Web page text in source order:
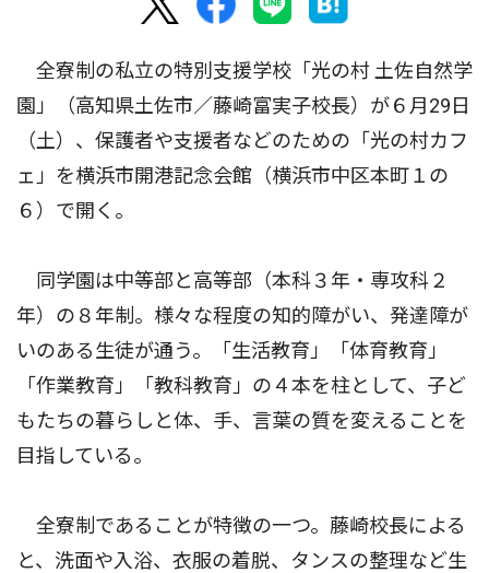
全寮制の私立の特別支援学校「光の村 土佐自然学
園」（高知県土佐市／藤崎富実子校長）が６月29日
（土）、保護者や支援者などのための「光の村カフ
ェ」を横浜市開港記念会館（横浜市中区本町１の
６）で開く。
同学園は中等部と高等部（本科３年・専攻科２
年）の８年制。様々な程度の知的障がい、発達障が
いのある生徒が通う。「生活教育」「体育教育」
「作業教育」「教科教育」の４本を柱として、子ど
もたちの暮らしと体、手、言葉の質を変えることを
目指している。
全寮制であることが特徴の一つ。藤崎校長による
と、洗面や入浴、衣服の着脱、タンスの整理など生